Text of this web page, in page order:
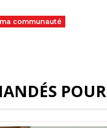
communauté